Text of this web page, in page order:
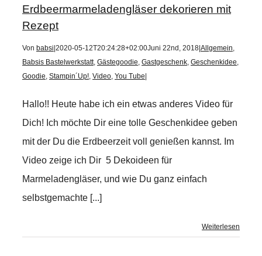
Erdbeermarmeladengläser dekorieren mit
Rezept
Von babsi 2020-05-12T20:24:28+02:00Juni 22nd, 2018 Allgemein,
Babsis Bastelwerkstatt, Gästegoodie, Gastgeschenk, Geschenkidee,
Goodie, Stampin´Up!, Video, You Tube
Hallo!! Heute habe ich ein etwas anderes Video für
Dich! Ich möchte Dir eine tolle Geschenkidee geben
mit der Du die Erdbeerzeit voll genießen kannst. Im
Video zeige ich Dir 5 Dekoideen für
Marmeladengläser, und wie Du ganz einfach
selbstgemachte [...]
Weiterlesen